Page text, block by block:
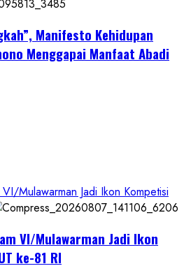
Manifesto Kehidupan
Menggapai Manfaat Abadi
Mulawarman Jadi Ikon Kompetisi
VI/Mulawarman Jadi Ikon
ke-81 RI